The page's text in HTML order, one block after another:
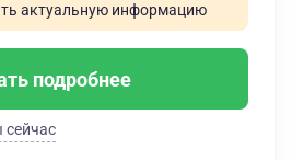
актуальную информацию
подробнее
сейчас